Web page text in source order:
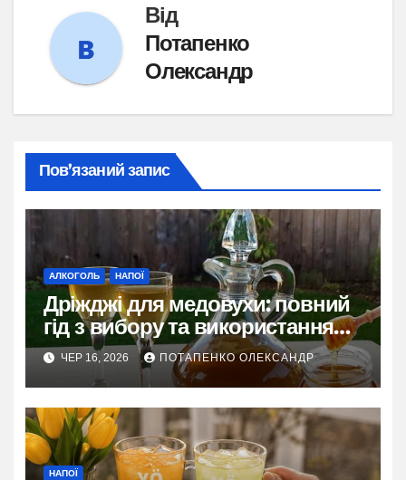
Від
Потапенко
Олександр
Пов’язаний запис
АЛКОГОЛЬ НАПОЇ
Дріжджі для медовухи: повний
гід з вибору та використання
для ідеального бродіння
ЧЕР 16, 2026 ПОТАПЕНКО ОЛЕКСАНДР
НАПОЇ